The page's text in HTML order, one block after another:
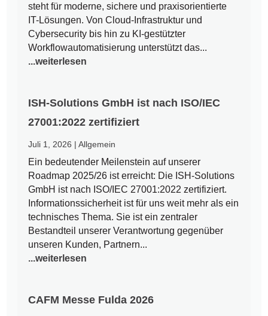
steht für moderne, sichere und praxisorientierte
IT-Lösungen. Von Cloud-Infrastruktur und
Cybersecurity bis hin zu KI-gestützter
Workflowautomatisierung unterstützt das...
...weiterlesen
ISH-Solutions GmbH ist nach ISO/IEC
27001:2022 zertifiziert
Juli 1, 2026 |Allgemein
Ein bedeutender Meilenstein auf unserer
Roadmap 2025/26 ist erreicht: Die ISH-Solutions
GmbH ist nach ISO/IEC 27001:2022 zertifiziert.
Informationssicherheit ist für uns weit mehr als ein
technisches Thema. Sie ist ein zentraler
Bestandteil unserer Verantwortung gegenüber
unseren Kunden, Partnern...
...weiterlesen
CAFM Messe Fulda 2026